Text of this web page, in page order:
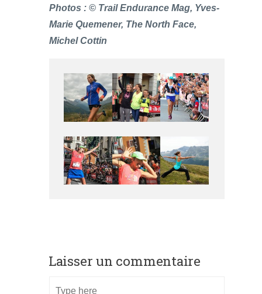
Photos : © Trail Endurance Mag, Yves-
Marie Quemener, The North Face,
Michel Cottin
Laisser un commentaire